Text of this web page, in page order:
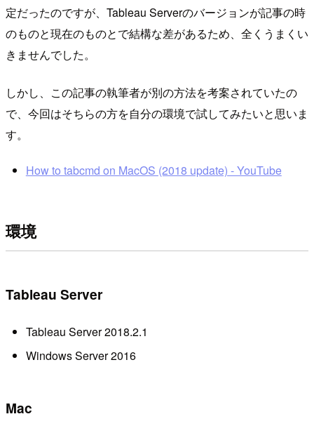
定だったのですが、Tableau Serverのバージョンが記事の時
のものと現在のものとで結構な差があるため、全くうまくい
きませんでした。
しかし、この記事の執筆者が別の方法を考案されていたの
で、今回はそちらの方を自分の環境で試してみたいと思いま
す。
How to tabcmd on MacOS (2018 update) - YouTube
環境
Tableau Server
Tableau Server 2018.2.1
Windows Server 2016
Mac